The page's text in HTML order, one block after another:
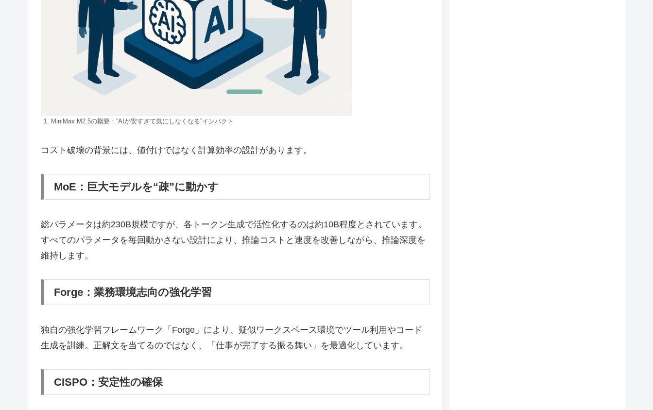
1. MiniMax M2.5の概要：”AIが安すぎて気にしなくなる”インパクト
コスト破壊の背景には、値付けではなく計算効率の設計があります。
MoE：巨大モデルを“疎”に動かす
総パラメータは約230B規模ですが、各トークン生成で活性化するのは約10B程度とされています。
すべてのパラメータを毎回動かさない設計により、推論コストと速度を改善しながら、推論深度を
維持します。
Forge：業務環境志向の強化学習
独自の強化学習フレームワーク「Forge」により、疑似ワークスペース環境でツール利用やコード
生成を訓練。正解文を当てるのではなく、「仕事が完了する振る舞い」を最適化しています。
CISPO：安定性の確保